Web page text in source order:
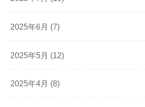
2025年6月 (7)
2025年5月 (12)
2025年4月 (8)